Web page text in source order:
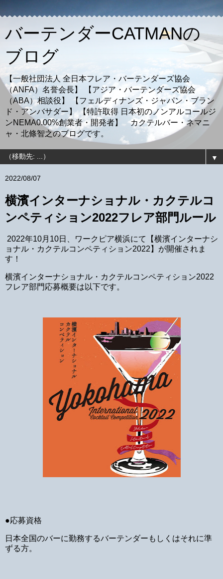
バーテンダーCATMANの
ブログ
【一般社団法人 全日本フレア・バーテンダーズ協会
（ANFA）名誉会長】 【アジア・バーテンダーズ協会
（ABA）相談役】 【フェルディナンズ・ジャパン・ブラン
ド・アンバサダー】 【特許取得 日本初のノンアルコールジ
ンNEMA0.00%創業者・開発者】 カクテルバー・ネマニ
ャ・北條智之のブログです。
▼
2022/08/07
横濱インターナショナル・カクテルコ
ンペティション2022フレア部門ルール
2022年10月10日、ワークピア横浜にて【横濱インターナシ
ョナル・カクテルコンペティション2022】が開催されま
す！
横濱インターナショナル・カクテルコンペティション2022
フレア部門応募概要は以下です。
●応募資格
日本全国のバーに勤務するバーテンダーもしくはそれに準
ずる方。